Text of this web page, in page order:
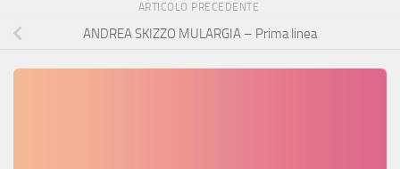
ARTICOLO PRECEDENTE
ANDREA SKIZZO MULARGIA – Prima linea